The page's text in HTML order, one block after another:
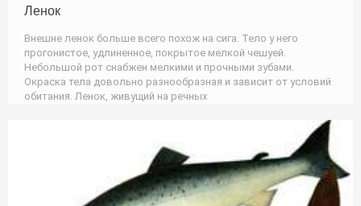
Ленок
Внешне ленок больше всего похож на сига. Тело у него
прогонистое, удлиненное, покрытое мелкой чешуей.
Небольшой рот снабжен мелкими и прочными зубами.
Окраска тела довольно разнообразная и зависит от условий
обитания. Ленок, живущий на речных